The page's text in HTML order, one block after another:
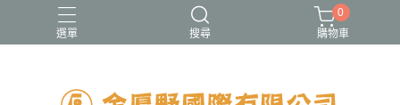
選單 搜尋
0
購物車